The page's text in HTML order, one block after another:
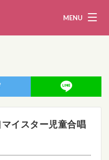
MENU
教育・医療
まとめ！
マイスター児童合唱